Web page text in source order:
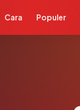
Cara Populer